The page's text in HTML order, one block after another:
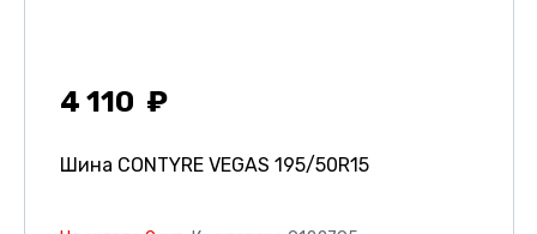
4 110
Шина CONTYRE VEGAS 195/50R15